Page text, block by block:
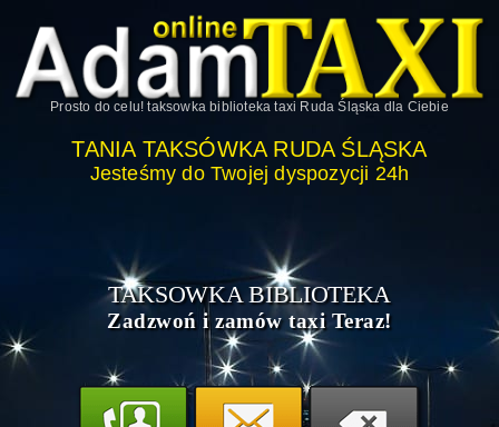
Prosto do celu!taksowka biblioteka taxi Ruda Śląska dla Ciebie
TANIA TAKSÓWKA RUDA ŚLĄSKA
Jesteśmy do Twojej dyspozycji 24h
TAKSOWKA BIBLIOTEKA
Zadzwoń i zamów taxi Teraz!